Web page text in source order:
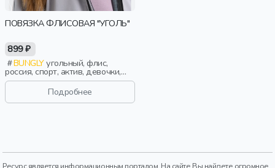
ПОВЯЗКА ФЛИСОВАЯ "УГОЛЬ"
899 ₽
BUNGLYугольный, флис,
россия, спорт, актив, девочки,
малыши, дошкольники, дети
Подробнее
Ресурс является информационным порталом. На сайте Вы найдете огромное